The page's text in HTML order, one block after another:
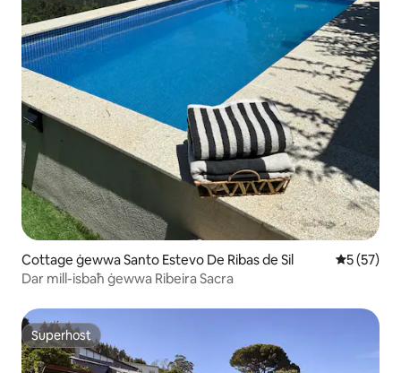
Cottage ġewwa Santo Estevo De Ribas de Sil Rating
5 (57)
Dar mill-isbaħ ġewwa Ribeira Sacra
Superhost
Superhost